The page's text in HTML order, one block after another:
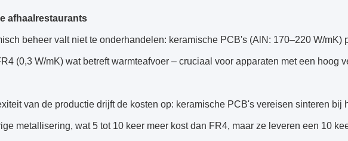
afhaalrestaurants
beheer valt niet te onderhandelen: keramische PCB's (AlN: 170–220 W/mK)
(0,3 W/mK) wat betreft warmteafvoer – cruciaal voor apparaten met een hoog
van de productie drijft de kosten op: keramische PCB's vereisen sinteren bij
metallisering, wat 5 tot 10 keer meer kost dan FR4, maar ze leveren een 10